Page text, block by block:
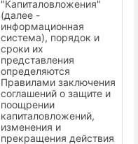
"Капиталовложения"
(далее -
информационная
система), порядок и
сроки их
представления
определяются
Правилами заключения
соглашений о защите и
поощрении
капиталовложений,
изменения и
прекращения действия